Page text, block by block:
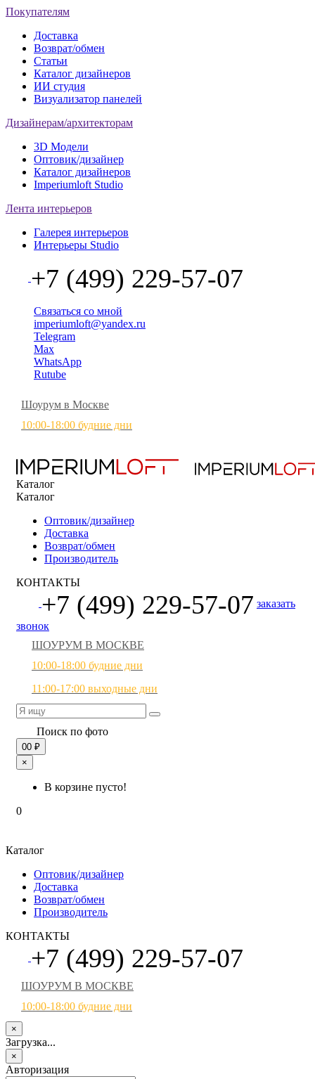
Покупателям
Доставка
Возврат/обмен
Статьи
Каталог дизайнеров
ИИ студия
Визуализатор панелей
Дизайнерам/архитекторам
3D Модели
Оптовик/дизайнер
Каталог дизайнеров
Imperiumloft Studio
Лента интерьеров
Галерея интерьеров
Интерьеры Studio
+7 (499) 229-57-07
Связаться со мной
imperiumloft@yandex.ru
Telegram
Max
WhatsApp
Rutube
Шоурум в Москве
10:00-18:00 будние дни
Каталог
Каталог
Оптовик/дизайнер
Доставка
Возврат/обмен
Производитель
КОНТАКТЫ
+7 (499) 229-57-07 заказать
звонок
ШОУРУМ В МОСКВЕ
10:00-18:00 будние дни
11:00-17:00 выходные дни
Поиск по фото
00 ₽
×
В корзине пусто!
0
Каталог
Оптовик/дизайнер
Доставка
Возврат/обмен
Производитель
КОНТАКТЫ
+7 (499) 229-57-07
ШОУРУМ В МОСКВЕ
10:00-18:00 будние дни
×
Загрузка...
×
Авторизация